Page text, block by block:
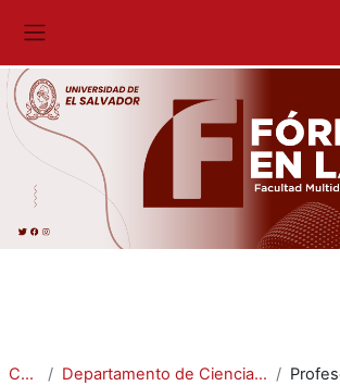
Cursos Departamento de Ciencias Naturales y Matemática